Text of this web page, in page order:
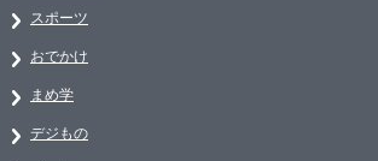
スポーツ
おでかけ
まめ学
デジもの